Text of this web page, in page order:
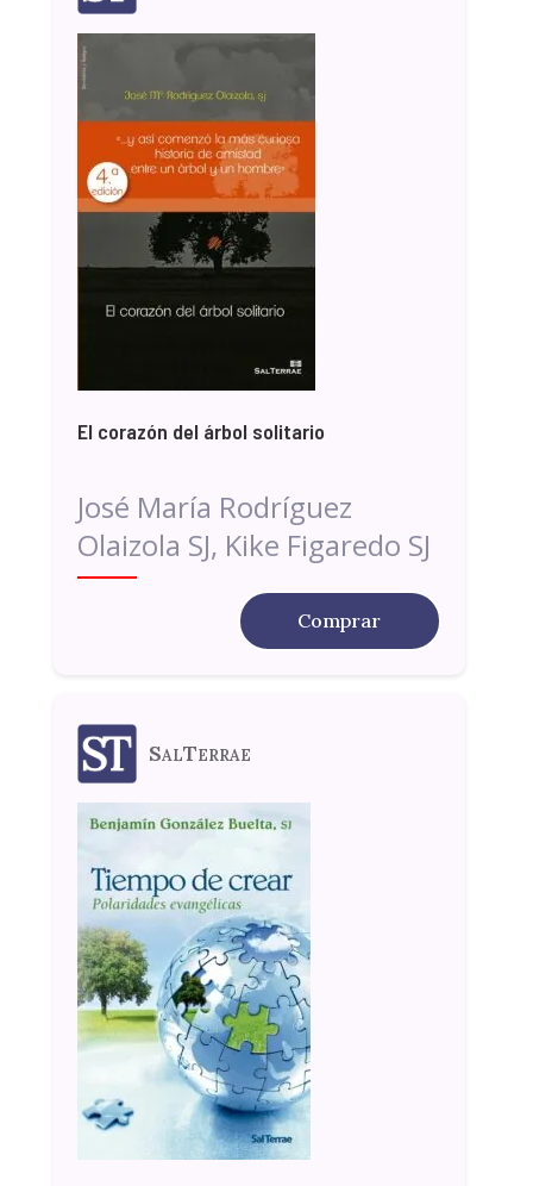
El corazón del árbol solitario
José María Rodríguez
Olaizola SJ, Kike Figaredo SJ
Comprar
SalTerrae